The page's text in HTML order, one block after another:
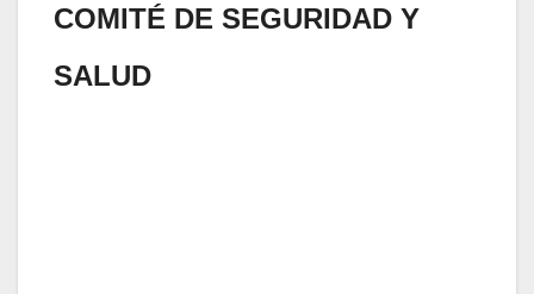
COMITÉ DE SEGURIDAD Y
SALUD